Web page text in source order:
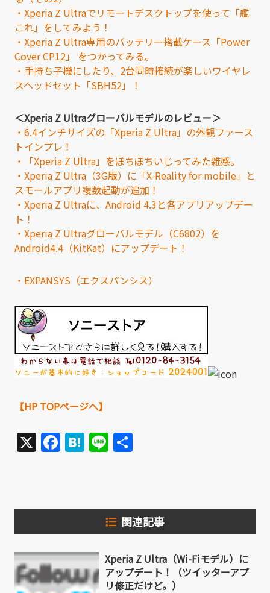
・Xperia Z Ultraでリモートデスクトップを使って「艦
これ」をしてみよう！
・Xperia Z Ultra専用のバッテリー搭載ケース「Power
Cover CP12」 をつかってみる。
・手持ち子機にしたり、2台同時接続が楽しいワイヤレ
スヘッドセット「SBH52」！
＜Xperia Z Ultraグローバルモデルのレビュー＞
・6.4インチサイズの「Xperia Z Ultra」の外観ファース
トインプレ！
・「Xperia Z Ultra」をぼちぼちいじってみた雑感。
・Xperia Z Ultra（3G版）に「X-Reality for mobile」と
スモールアプリ複数起動が追加！
・Xperia Z Ultraに、Android 4.3と各アプリアップデー
ト！
・Xperia Z Ultraグローバルモデル（C6802）を
Android4.4（KitKat）にアップデート！
・EXPANSYS（エクスパンシス）
【HP TOPページへ】
X Facebook
Hatena
Line
関連記事
Xperia Z Ultra（Wi-Fiモデル）に
アップデート！（ツイッターアプ
リ修正だけど。）